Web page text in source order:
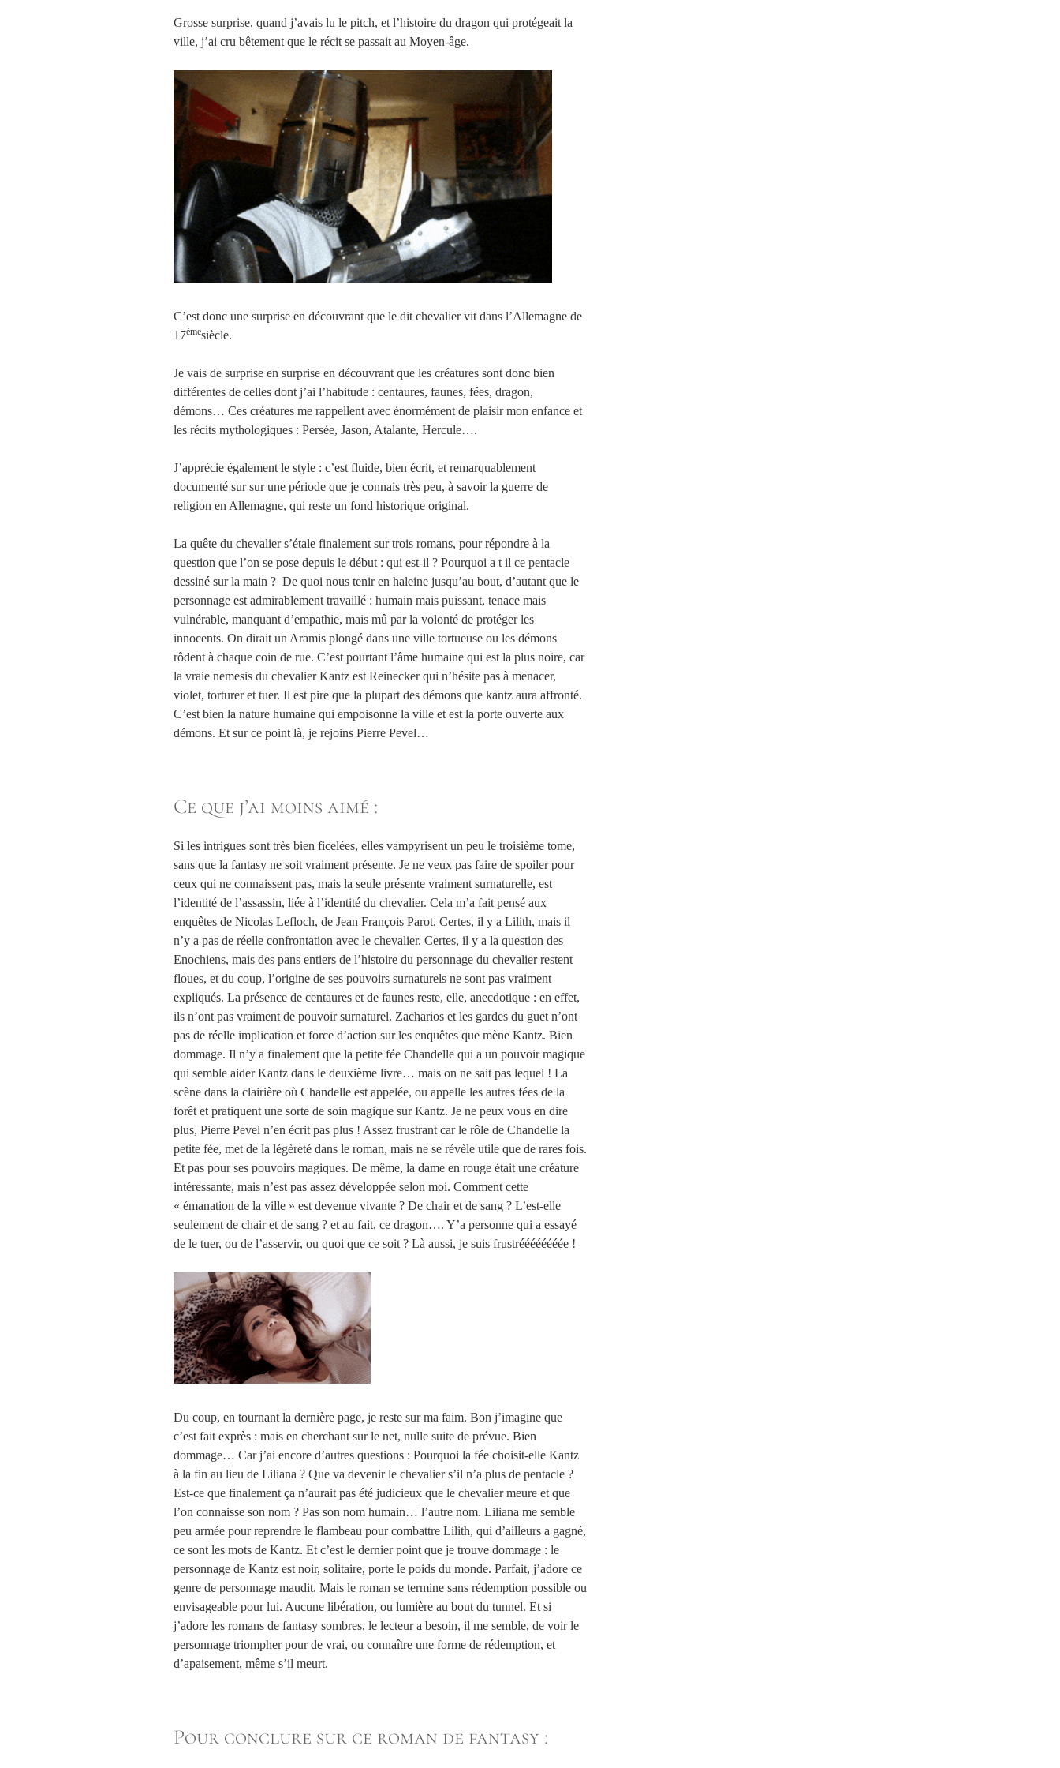
Grosse surprise, quand j’avais lu le pitch, et l’histoire du dragon qui protégeait la
ville, j’ai cru bêtement que le récit se passait au Moyen-âge.
C’est donc une surprise en découvrant que le dit chevalier vit dans l’Allemagne de
17èmesiècle.
Je vais de surprise en surprise en découvrant que les créatures sont donc bien
différentes de celles dont j’ai l’habitude : centaures, faunes, fées, dragon,
démons… Ces créatures me rappellent avec énormément de plaisir mon enfance et
les récits mythologiques : Persée, Jason, Atalante, Hercule….
J’apprécie également le style : c’est fluide, bien écrit, et remarquablement
documenté sur sur une période que je connais très peu, à savoir la guerre de
religion en Allemagne, qui reste un fond historique original.
La quête du chevalier s’étale finalement sur trois romans, pour répondre à la
question que l’on se pose depuis le début : qui est-il ? Pourquoi a t il ce pentacle
dessiné sur la main ? De quoi nous tenir en haleine jusqu’au bout, d’autant que le
personnage est admirablement travaillé : humain mais puissant, tenace mais
vulnérable, manquant d’empathie, mais mû par la volonté de protéger les
innocents. On dirait un Aramis plongé dans une ville tortueuse ou les démons
rôdent à chaque coin de rue. C’est pourtant l’âme humaine qui est la plus noire, car
la vraie nemesis du chevalier Kantz est Reinecker qui n’hésite pas à menacer,
violet, torturer et tuer. Il est pire que la plupart des démons que kantz aura affronté.
C’est bien la nature humaine qui empoisonne la ville et est la porte ouverte aux
démons. Et sur ce point là, je rejoins Pierre Pevel…
Ce que j’ai moins aimé :
Si les intrigues sont très bien ficelées, elles vampyrisent un peu le troisième tome,
sans que la fantasy ne soit vraiment présente. Je ne veux pas faire de spoiler pour
ceux qui ne connaissent pas, mais la seule présente vraiment surnaturelle, est
l’identité de l’assassin, liée à l’identité du chevalier. Cela m’a fait pensé aux
enquêtes de Nicolas Lefloch, de Jean François Parot. Certes, il y a Lilith, mais il
n’y a pas de réelle confrontation avec le chevalier. Certes, il y a la question des
Enochiens, mais des pans entiers de l’histoire du personnage du chevalier restent
floues, et du coup, l’origine de ses pouvoirs surnaturels ne sont pas vraiment
expliqués. La présence de centaures et de faunes reste, elle, anecdotique : en effet,
ils n’ont pas vraiment de pouvoir surnaturel. Zacharios et les gardes du guet n’ont
pas de réelle implication et force d’action sur les enquêtes que mène Kantz. Bien
dommage. Il n’y a finalement que la petite fée Chandelle qui a un pouvoir magique
qui semble aider Kantz dans le deuxième livre… mais on ne sait pas lequel ! La
scène dans la clairière où Chandelle est appelée, ou appelle les autres fées de la
forêt et pratiquent une sorte de soin magique sur Kantz. Je ne peux vous en dire
plus, Pierre Pevel n’en écrit pas plus ! Assez frustrant car le rôle de Chandelle la
petite fée, met de la légèreté dans le roman, mais ne se révèle utile que de rares fois.
Et pas pour ses pouvoirs magiques. De même, la dame en rouge était une créature
intéressante, mais n’est pas assez développée selon moi. Comment cette
« émanation de la ville » est devenue vivante ? De chair et de sang ? L’est-elle
seulement de chair et de sang ? et au fait, ce dragon…. Y’a personne qui a essayé
de le tuer, ou de l’asservir, ou quoi que ce soit ? Là aussi, je suis frustréééééééée !
Du coup, en tournant la dernière page, je reste sur ma faim. Bon j’imagine que
c’est fait exprès : mais en cherchant sur le net, nulle suite de prévue. Bien
dommage… Car j’ai encore d’autres questions : Pourquoi la fée choisit-elle Kantz
à la fin au lieu de Liliana ? Que va devenir le chevalier s’il n’a plus de pentacle ?
Est-ce que finalement ça n’aurait pas été judicieux que le chevalier meure et que
l’on connaisse son nom ? Pas son nom humain… l’autre nom. Liliana me semble
peu armée pour reprendre le flambeau pour combattre Lilith, qui d’ailleurs a gagné,
ce sont les mots de Kantz. Et c’est le dernier point que je trouve dommage : le
personnage de Kantz est noir, solitaire, porte le poids du monde. Parfait, j’adore ce
genre de personnage maudit. Mais le roman se termine sans rédemption possible ou
envisageable pour lui. Aucune libération, ou lumière au bout du tunnel. Et si
j’adore les romans de fantasy sombres, le lecteur a besoin, il me semble, de voir le
personnage triompher pour de vrai, ou connaître une forme de rédemption, et
d’apaisement, même s’il meurt.
Pour conclure sur ce roman de fantasy :